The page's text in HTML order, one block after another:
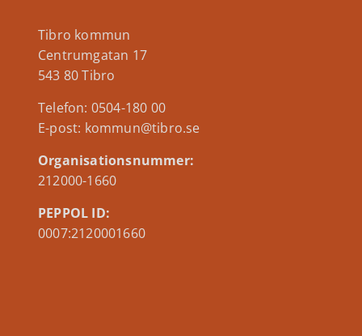
Tibro kommun
Centrumgatan 17
543 80 Tibro
Telefon: 0504-180 00
E-post: kommun@tibro.se
Organisationsnummer:
212000-1660
PEPPOL ID:
0007:2120001660